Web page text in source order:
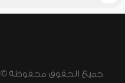
جميع الحقوق محفوظة © 2026 - 1998 لشبكة إسلام ويب